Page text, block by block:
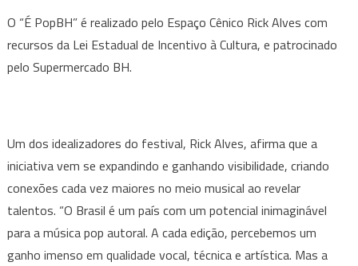
Belo
Horizonte
O “É PopBH” é realizado pelo Espaço Cênico Rick Alves com
recursos da Lei Estadual de Incentivo à Cultura, e patrocinado
pelo Supermercado BH.
Um dos idealizadores do festival, Rick Alves, afirma que a
iniciativa vem se expandindo e ganhando visibilidade, criando
conexões cada vez maiores no meio musical ao revelar
talentos. “O Brasil é um país com um potencial inimaginável
para a música pop autoral. A cada edição, percebemos um
ganho imenso em qualidade vocal, técnica e artística. Mas a